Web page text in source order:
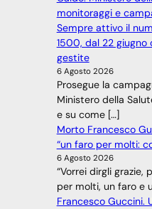
monitoraggi e
Sempre attivo il
1500, dal 22
gestite
6 Agosto 2026
Prosegue la
Ministero della
e su come […]
Morto Francesco
“un faro per molti:
6 Agosto 2026
“Vorrei dirgli grazie,
per molti, un faro e
Francesco Guccini.